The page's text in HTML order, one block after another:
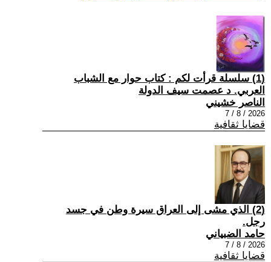
(1) سلسلة قرأت لكم : كتاب حوار مع الشباب
العربي. د عصمت سيف الدولة
الناصر خشيني
2026 / 8 / 7
قضايا ثقافية
(2) الذي مشى إلى العراق سيرة وطن في جسد
رجل.
حامد الضبياني
2026 / 8 / 7
قضايا ثقافية